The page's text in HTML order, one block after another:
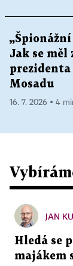
Jak se
prezidenta
Mosadu
16. 7. 2026 ▪ 4
JAN
Hledá se
majákem